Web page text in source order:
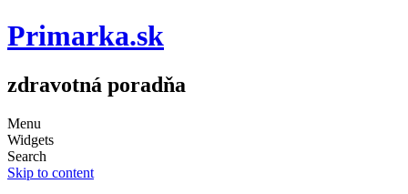
Primarka.sk
zdravotná poradňa
Menu
Widgets
Search
Skip to content